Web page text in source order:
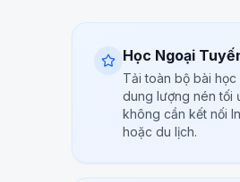
Học Ngoại
Tải toàn bộ bài học
dung lượng nén tối
không cần kết nối
hoặc du lịch.